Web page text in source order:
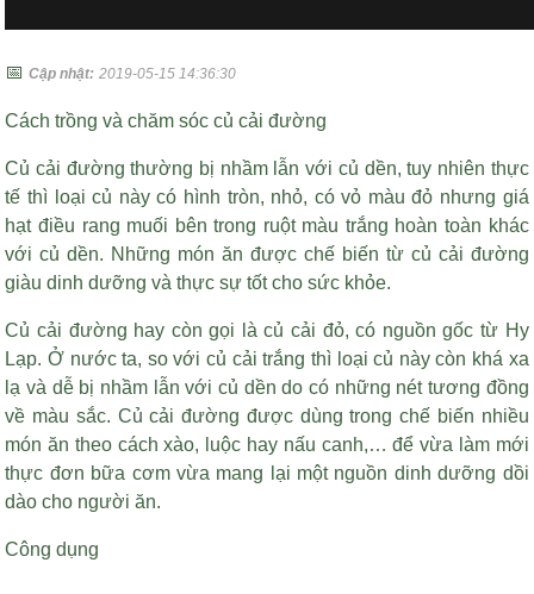
📅Cập nhật: 2019-05-15 14:36:30
Cách trồng và chăm sóc củ cải đường
Củ cải đường thường bị nhầm lẫn với củ dền, tuy nhiên thực
tế thì loại củ này có hình tròn, nhỏ, có vỏ màu đỏ nhưng giá
hạt điều rang muối bên trong ruột màu trắng hoàn toàn khác
với củ dền. Những món ăn được chế biến từ củ cải đường
giàu dinh dưỡng và thực sự tốt cho sức khỏe.
Củ cải đường hay còn gọi là củ cải đỏ, có nguồn gốc từ Hy
Lạp. Ở nước ta, so với củ cải trắng thì loại củ này còn khá xa
lạ và dễ bị nhầm lẫn với củ dền do có những nét tương đồng
về màu sắc. Củ cải đường được dùng trong chế biến nhiều
món ăn theo cách xào, luộc hay nấu canh,… để vừa làm mới
thực đơn bữa cơm vừa mang lại một nguồn dinh dưỡng dồi
dào cho người ăn.
Công dụng